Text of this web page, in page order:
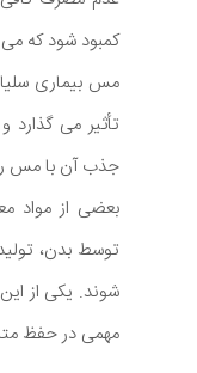
کمبود شود که می
مس بیماری
تأثیر می
جذب آن با مس
بعضی از مواد
توسط بدن،
شوند. یکی از
مهمی در حفظ